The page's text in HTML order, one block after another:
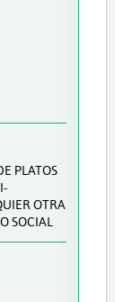
PLATOS
OTRA
SOCIAL